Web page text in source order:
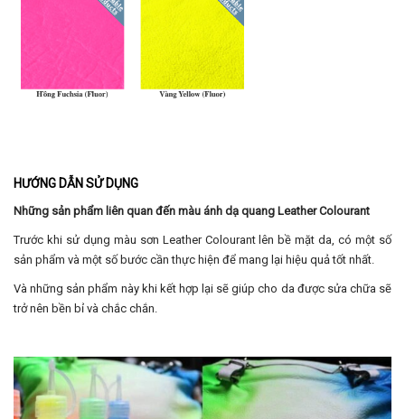
HƯỚNG DẪN SỬ DỤNG
Những sản phẩm liên quan đến màu ánh dạ quang Leather Colourant
Trước khi sử dụng màu sơn Leather Colourant lên bề mặt da, có một số
sản phẩm và một số bước cần thực hiện để mang lại hiệu quả tốt nhất.
Và những sản phẩm này khi kết hợp lại sẽ giúp cho da được sửa chữa sẽ
trở nên bền bỉ và chắc chắn.